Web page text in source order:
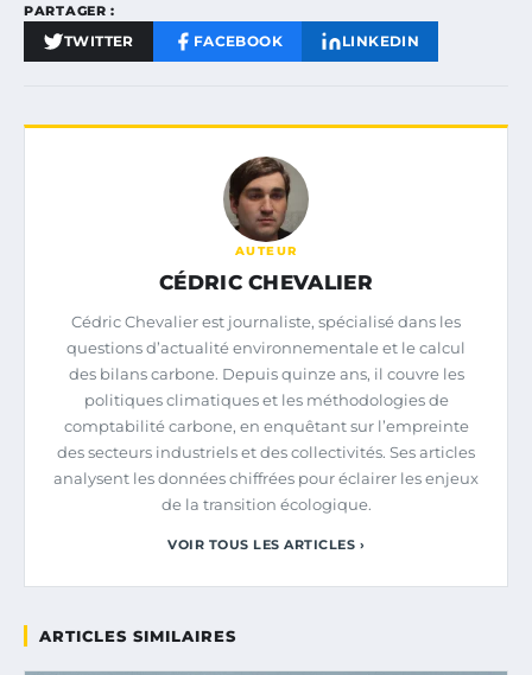
PARTAGER :
TWITTER FACEBOOK LINKEDIN
AUTEUR
CÉDRIC CHEVALIER
Cédric Chevalier est journaliste, spécialisé dans les
questions d’actualité environnementale et le calcul
des bilans carbone. Depuis quinze ans, il couvre les
politiques climatiques et les méthodologies de
comptabilité carbone, en enquêtant sur l’empreinte
des secteurs industriels et des collectivités. Ses articles
analysent les données chiffrées pour éclairer les enjeux
de la transition écologique.
VOIR TOUS LES ARTICLES ›
ARTICLES SIMILAIRES